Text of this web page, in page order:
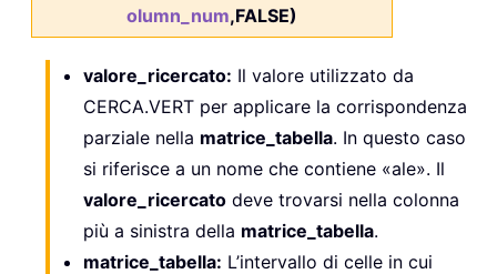
olumn_num,FALSE)
valore_ricercato: Il valore utilizzato da
CERCA.VERT per applicare la corrispondenza
parziale nella matrice_tabella. In questo caso
si riferisce a un nome che contiene «ale». Il
valore_ricercato deve trovarsi nella colonna
più a sinistra della matrice_tabella.
matrice_tabella: L’intervallo di celle in cui